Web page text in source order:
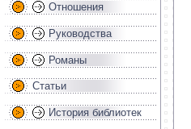
Отношения
Руководства
Романы
Статьи
История библиотек